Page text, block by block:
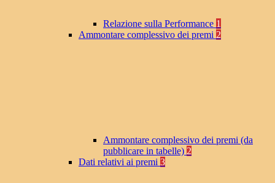
Relazione sulla Performance 1
Ammontare complessivo dei premi 2
Ammontare complessivo dei premi (da
pubblicare in tabelle) 2
Dati relativi ai premi 3